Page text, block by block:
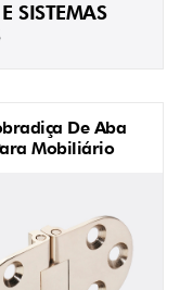
SISTEMAS
De Aba
Mobiliário